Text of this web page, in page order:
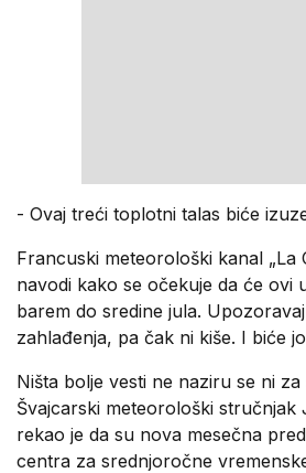
- Ovaj treći toplotni talas biće
Francuski meteorološki kanal „La
navodi kako se očekuje da će ovi
barem do sredine jula.
zahlađenja, pa čak ni kiše. I biće
Ništa bolje vesti ne naziru se ni
Švajcarski meteorološki stručnjak
rekao je da su nova mesečna
centra za srednjoročne